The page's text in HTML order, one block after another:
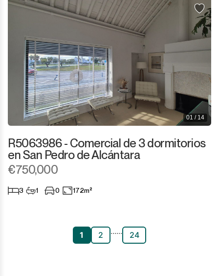
01 / 14
R5063986 - Comercial de 3 dormitorios
en San Pedro de Alcántara
€750,000
3 1 0 172m²
1 2 ...... 24